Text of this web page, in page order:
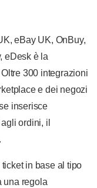
eBay UK, OnBuy,
eDesk è la
300 integrazioni
e dei negozi
inserisce
ordini, il
in base al tipo
una regola